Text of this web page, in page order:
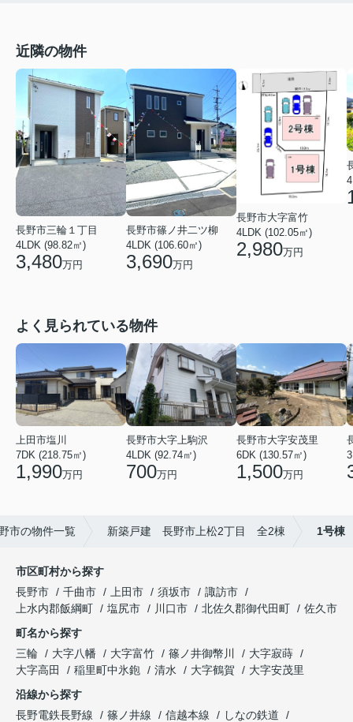
近隣の物件
長野市三輪１丁目
4LDK (98.82㎡)
3,480万円
長野市篠ノ井二ツ柳
4LDK (106.60㎡)
3,690万円
長野市大字富竹
4LDK (102.05㎡)
2,980万円
よく見られている物件
上田市塩川
7DK (218.75㎡)
1,990万円
長野市大字上駒沢
4LDK (92.74㎡)
700万円
長野市大字安茂里
6DK (130.57㎡)
1,500万円
市の物件一覧 新築戸建 長野市上松2丁目 全2棟 1号棟
市区町村から探す
長野市
千曲市 上田市 須坂市
諏訪市
上水内郡飯綱町
塩尻市 川口市 北佐久郡御代田町
佐久市
町名から探す
三輪
大字八幡 大字富竹 篠ノ井御幣川
大字寂蒔
大字高田
稲里町中氷鉋 清水 大字鶴賀
大字安茂里
沿線から探す
長野電鉄長野線
篠ノ井線 信越本線
しなの鉄道